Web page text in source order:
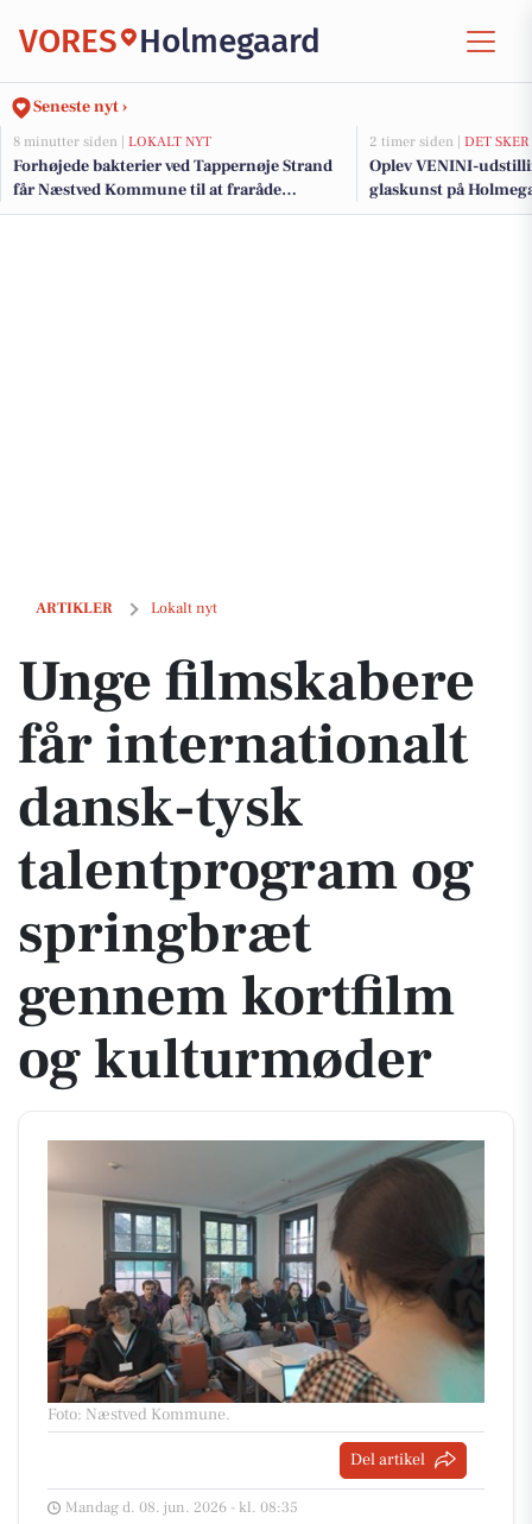
VORES Holmegaard
Seneste nyt ›
8 minutter siden | LOKALT NYT
Forhøjede bakterier ved Tappernøje Strand
får Næstved Kommune til at fraråde
badning ved Præstø Fjord
2 timer siden | DET SKER
Oplev VENINI-
glaskunst på
ARTIKLER Lokalt nyt
Unge filmskabere får internationalt dansk-tysk talentprogram og
Unge filmskabere
får internationalt
dansk-tysk
talentprogram og
springbræt
gennem kortfilm
og kulturmøder
Foto: Næstved Kommune.
Del artikel
Mandag d. 08. jun. 2026 - kl. 08:35